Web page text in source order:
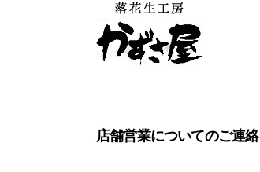
店舗営業についてのご連絡